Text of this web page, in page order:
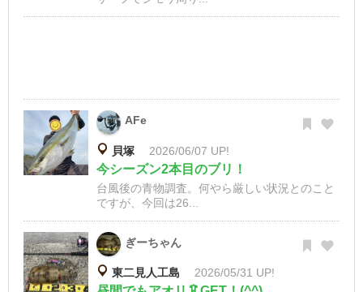
AFe
貝塚 2026/06/07 UP!
今シーズン2本目のブリ！
台風後の青物調査。何やら厳しい状況とのこと
ですが、今回は26...
ぎーちゃん
東二見人工島 2026/05/31 UP!